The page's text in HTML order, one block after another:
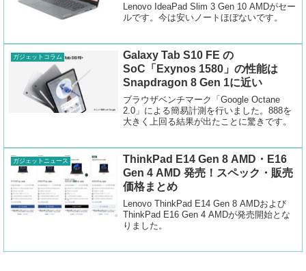
Lenovo IdeaPad Slim 3 Gen 10 AMDがセー
ルです。今は安いノートほぼないです。
ガジェットコラム
Galaxy Tab S10 FE の
SoC「Exynos 1580」の性能は
Snapdragon 8 Gen 1に近い
ブラウザベンチマーク「Google Octane
2.0」による簡易計測を行いました。888を
大きく上回る結果が出たことに驚きです。
ガジェットニュース
ThinkPad E14 Gen 8 AMD・E16
Gen 4 AMD 発売！スペック・販売
価格まとめ
Lenovo ThinkPad E14 Gen 8 AMDおよび
ThinkPad E16 Gen 4 AMDが発売開始とな
りました。